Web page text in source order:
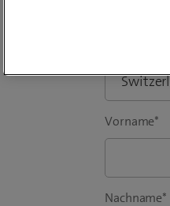
Vorname*
Nachname*